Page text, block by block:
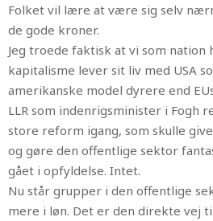
Folket vil lære at være sig selv
de gode kroner.
Jeg troede faktisk at vi som nation
kapitalisme lever sit liv med USA
amerikanske model dyrere end
LLR som indenrigsminister i Fogh
store reform igang, som skulle
og gøre den offentlige sektor
gået i opfyldelse. Intet.
Nu står grupper i den offentlige
mere i løn. Det er den direkte vej